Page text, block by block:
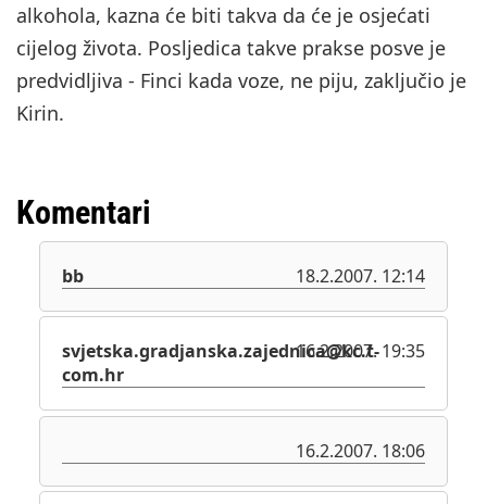
alkohola, kazna će biti takva da će je osjećati
cijelog života. Posljedica takve prakse posve je
predvidljiva - Finci kada voze, ne piju, zaključio je
Kirin.
Komentari
bb 18.2.2007. 12:14
svjetska.gradjanska.zajednica@kc.t-
com.hr
16.2.2007. 19:35
16.2.2007. 18:06